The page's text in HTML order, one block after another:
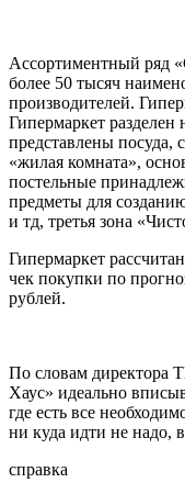
Ассортиментный ряд
более 50 тысяч
производителей.
Гипермаркет разделен
представлены посуда,
«жилая комната»,
постельные
предметы для
и тд, третья зона
Гипермаркет
чек покупки по
рублей.
По словам директора
Хаус» идеально
где есть все
ни куда идти не надо,
справка